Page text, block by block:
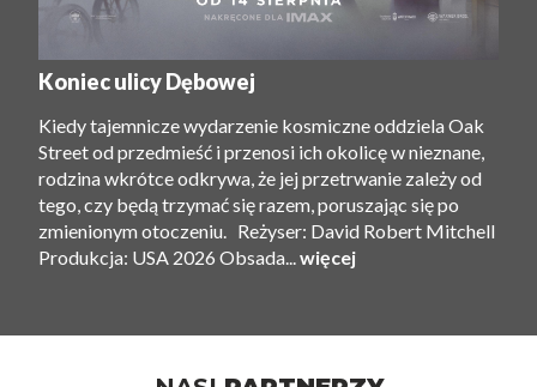
Koniec ulicy Dębowej
Kiedy tajemnicze wydarzenie kosmiczne oddziela Oak
Street od przedmieść i przenosi ich okolicę w nieznane,
rodzina wkrótce odkrywa, że ​​jej przetrwanie zależy od
tego, czy będą trzymać się razem, poruszając się po
zmienionym otoczeniu. Reżyser: David Robert Mitchell
Produkcja: USA 2026 Obsada...więcej